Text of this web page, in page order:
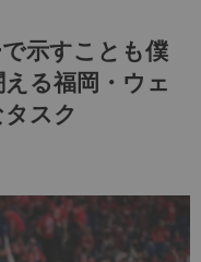
で示すことも僕
る福岡・ウェ
スク